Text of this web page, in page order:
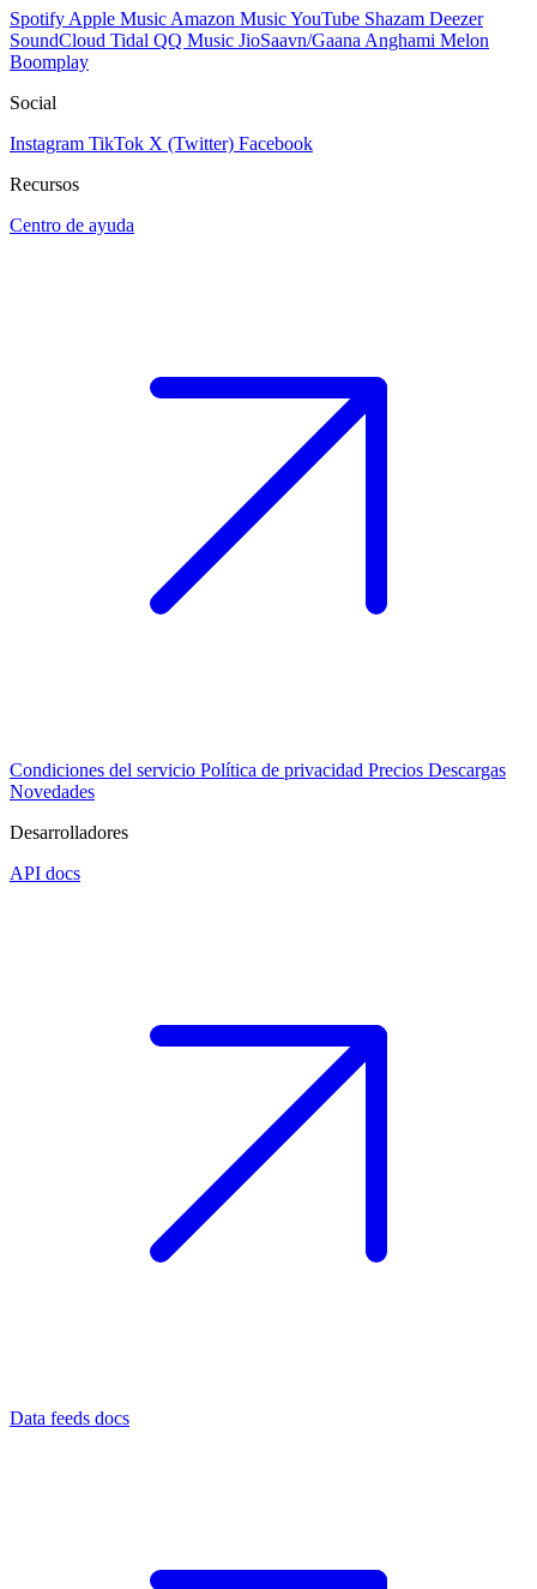
Spotify Apple Music Amazon MusicYouTube Shazam Deezer
SoundCloud Tidal QQ Music JioSaavn/Gaana Anghami Melon
Boomplay
Social
Instagram TikTok X (Twitter) Facebook
Recursos
Centro de ayuda
Condiciones del servicio Política de privacidad Precios Descargas
Novedades
Desarrolladores
API docs
Data feeds docs